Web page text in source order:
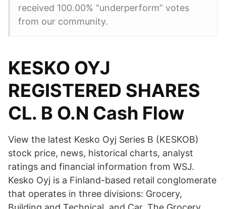
received 100.00% “underperform” votes
from our community.
KESKO OYJ
REGISTERED SHARES
CL. B O.N Cash Flow
View the latest Kesko Oyj Series B (KESKOB)
stock price, news, historical charts, analyst
ratings and financial information from WSJ.
Kesko Oyj is a Finland-based retail conglomerate
that operates in three divisions: Grocery,